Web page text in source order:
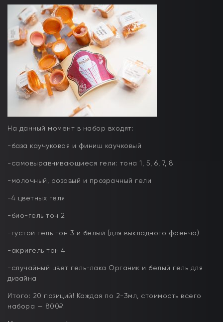
На данный момент в набор входят:
-база каучуковая и финиш каучковый
-самовыравнивающиеся гели: тона 1, 5, 6, 7, 8
-молочный, розовый и прозрачный гели
-4 цветных геля
-био-гель тон 2
-густой гель тон 3 и белый (для выкладного френча)
-акригель тон 4
-случайный цвет гель-лака Органик и белый гель для
дизайна
Итого: 20 позиций! Каждая по 2-3мл, стоимость всего
набора — 800₽.